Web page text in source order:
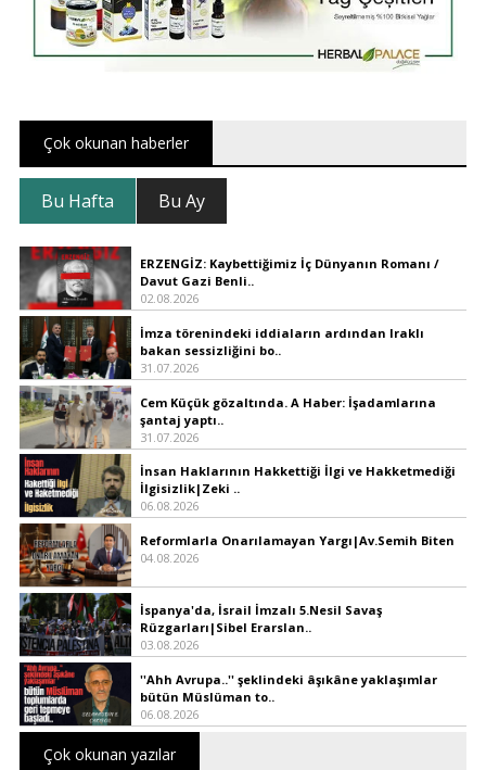
Çok okunan haberler
Bu Hafta Bu Ay
ERZENGİZ: Kaybettiğimiz İç Dünyanın Romanı /
Davut Gazi Benli..
02.08.2026
İmza törenindeki iddiaların ardından Iraklı
bakan sessizliğini bo..
31.07.2026
Cem Küçük gözaltında. A Haber: İşadamlarına
şantaj yaptı..
31.07.2026
İnsan Haklarının Hakkettiği İlgi ve Hakketmediği
İlgisizlik|Zeki ..
06.08.2026
Reformlarla Onarılamayan Yargı|Av.Semih Biten
04.08.2026
İspanya'da, İsrail İmzalı 5.Nesil Savaş
Rüzgarları|Sibel Erarslan..
03.08.2026
''Ahh Avrupa..'' şeklindeki âşıkâne yaklaşımlar
bütün Müslüman to..
06.08.2026
Çok okunan yazılar